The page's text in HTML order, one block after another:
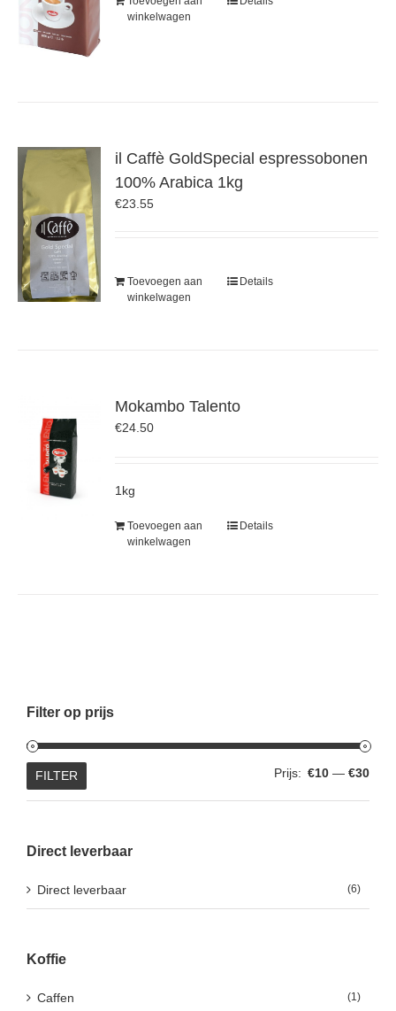
winkelwagen
il Caffè GoldSpecial espressobonen
100% Arabica 1kg
€23.55
Toevoegen aan
winkelwagen
Details
Mokambo Talento
€24.50
1kg
Toevoegen aan
winkelwagen
Details
Filter op prijs
Min.
Max.
FILTER Prijs: €10 — €30
Direct leverbaar
Direct leverbaar (6)
Koffie
Caffen (1)